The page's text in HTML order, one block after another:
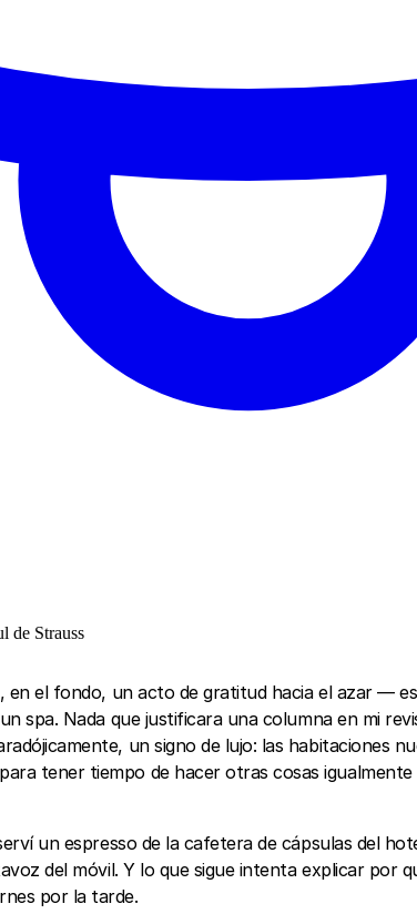
de Strauss
el fondo, un acto de gratitud hacia el azar —
spa. Nada que justificara una columna en mi
un signo de lujo: las habitaciones
tener tiempo de hacer otras cosas
un espresso de la cafetera de cápsulas del
del móvil. Y lo que sigue intenta explicar por
por la tarde.